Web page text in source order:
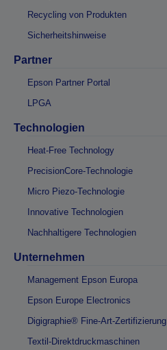
Recycling von Produkten
Sicherheitshinweise
Partner
Epson Partner Portal
LPGA
Technologien
Heat-Free Technology
PrecisionCore-Technologie
Micro Piezo-Technologie
Innovative Technologien
Nachhaltigere Technologien
Unternehmen
Management Epson Europa
Epson Europe Electronics
Digigraphie® Fine-Art-Zertifizierung
Textil-Direktdruckmaschinen